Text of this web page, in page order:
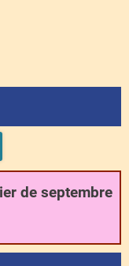
de septembre